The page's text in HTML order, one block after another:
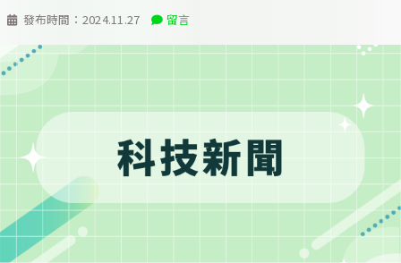
發布時間： 2024.11.27 留言